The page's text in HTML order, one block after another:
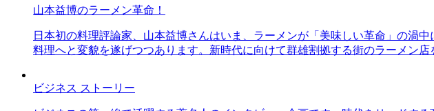
山本益博のラーメン革命！
日本初の料理評論家、山本益博さんはいま、ラーメンが「美味しい革命」の渦
料理へと変貌を遂げつつあります。新時代に向けて群雄割拠する街のラーメン店
ビジネス ストーリー